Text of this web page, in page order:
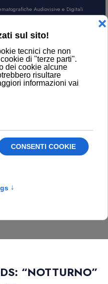
Audiovisive e Digitali
CERCA
“NOTTURNO”